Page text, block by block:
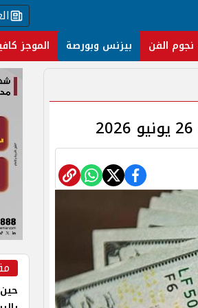
نجوم الفن بيزنس وبورصة الموجز